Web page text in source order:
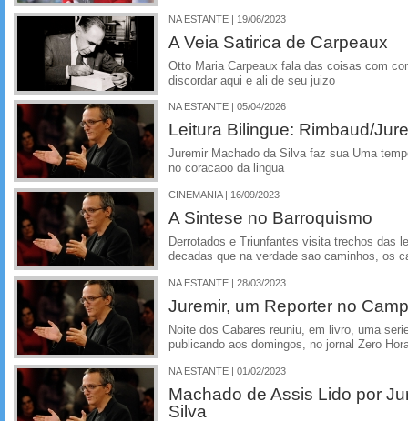
NA ESTANTE | 19/06/2023
A Veia Satirica de Carpeaux
Otto Maria Carpeaux fala das coisas com
discordar aqui e ali de seu juizo
NA ESTANTE | 05/04/2026
Leitura Bilingue: Rimbaud/
Juremir Machado da Silva faz sua Uma
no coracaoo da lingua
CINEMANIA | 16/09/2023
A Sintese no Barroquismo
Derrotados e Triunfantes visita trechos das
decadas que na verdade sao caminhos, os
NA ESTANTE | 28/03/2023
Juremir, um Reporter no
Noite dos Cabares reuniu, em livro, uma
publicando aos domingos, no jornal Zero
NA ESTANTE | 01/02/2023
Machado de Assis Lido por
Silva